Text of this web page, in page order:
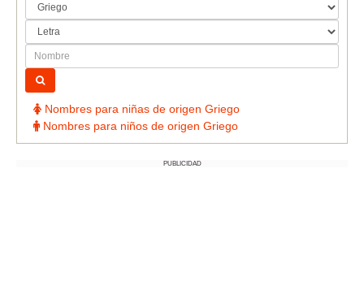
Nombres para niñas de origen Griego
Nombres para niños de origen Griego
PUBLICIDAD